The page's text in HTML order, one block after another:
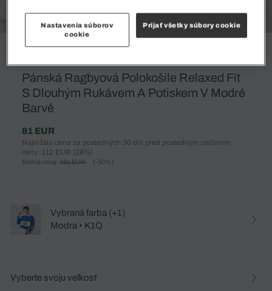
Pánská Ragbyová Polokošile Relaxed Fit
S Dlouhým Rukávem A Potiskem V Modré
Barvě
81 EUR
Najnižšia cena za posledných 30 dní pred posledným znížením
ceny: 112 EUR (28%)
Bežná cena: 161 EUR (-50%)
Vybraná farba (+1)
Modra • K1Q
Vyberte svoju veľkosť
Nastavenia súborov
cookie
Prijať všetky súbory cookie